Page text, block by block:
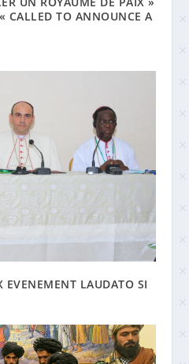
CALLED TO ANNOUNCE A
EVENEMENT LAUDATO SI